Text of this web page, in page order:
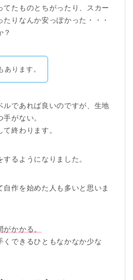
てたものとちがったり、スカー
たりなんか安っぽかった・・・
？
あります。
ルであれば良いのですが、生地
がない。
終わります。
るようになりました。
自作を始めた人も多いと思いま
かかる。
くできるひともなかなか少な